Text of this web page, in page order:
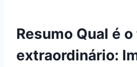
Resumo Qual é
extraordinário: